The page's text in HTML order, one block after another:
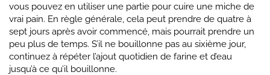
vous pouvez en utiliser une partie pour cuire une miche de
vrai pain. En règle générale, cela peut prendre de quatre à
sept jours après avoir commencé, mais pourrait prendre un
peu plus de temps. S’il ne bouillonne pas au sixième jour,
continuez à répéter l’ajout quotidien de farine et d’eau
jusqu’à ce qu’il bouillonne.